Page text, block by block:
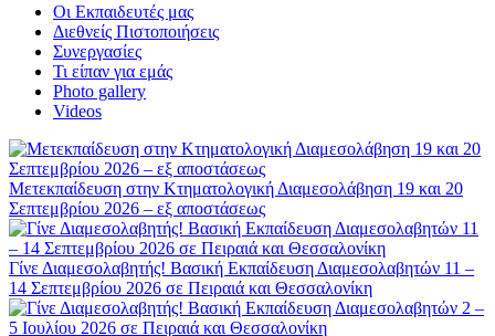
Οι Εκπαιδευτές μας
Διεθνείς Πιστοποιήσεις
Συνεργασίες
Τι είπαν για εμάς
Photo gallery
Videos
Μετεκπαίδευση στην Κτηματολογική Διαμεσολάβηση 19 και 20
Σεπτεμβρίου 2026 – εξ αποστάσεως
Γίνε Διαμεσολαβητής! Βασική Εκπαίδευση Διαμεσολαβητών 11 –
14 Σεπτεμβρίου 2026 σε Πειραιά και Θεσσαλονίκη